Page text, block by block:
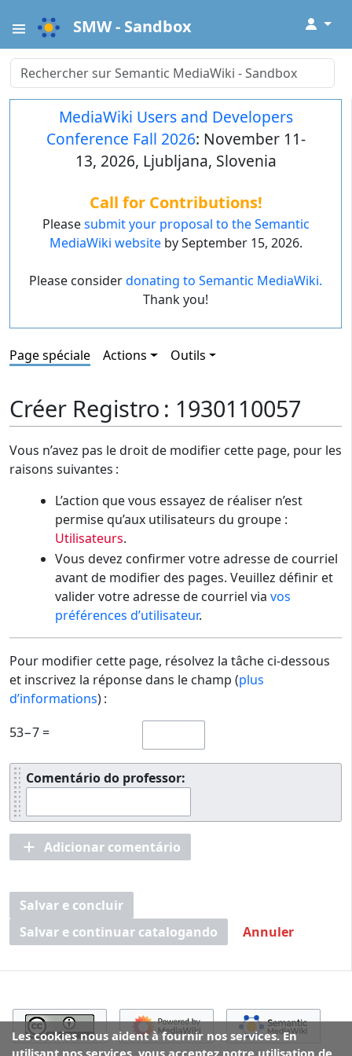
SMW - Sandbox ↓
MediaWiki Users and Developers
Conference Fall 2026: November 11-
13, 2026, Ljubljana, Slovenia
Call for Contributions!
Pleasesubmit your proposal to the Semantic
MediaWiki websiteby September 15, 2026.
Please considerdonating to Semantic MediaWiki.
Thank you!
Page spéciale Actions Outils
Créer Registro : 1930110057
Vous n’avez pas le droit de modifier cette page, pour les
raisons suivantes :
L’action que vous essayez de réaliser n’est
permise qu’aux utilisateurs du groupe :
Utilisateurs.
Vous devez confirmer votre adresse de courriel
avant de modifier des pages. Veuillez définir et
valider votre adresse de courriel via vos
préférences d’utilisateur.
Pour modifier cette page, résolvez la tâche ci-dessous
et inscrivez la réponse dans le champ (plus
d’informations) :
53−7 =
Comentário do professor:
Adicionar comentário
Salvar e concluir
Salvar e continuar catalogando
Annuler
Les cookies nous aident à fournir nos services. En
utilisant nos services, vous acceptez notre utilisation de